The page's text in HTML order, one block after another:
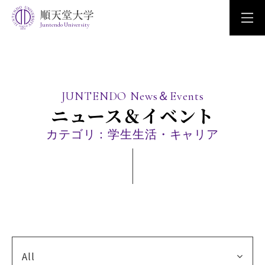
Juntendo University
JUNTENDO News＆Events
ニュース＆イベント
カテゴリ：学生生活・キャリア
All